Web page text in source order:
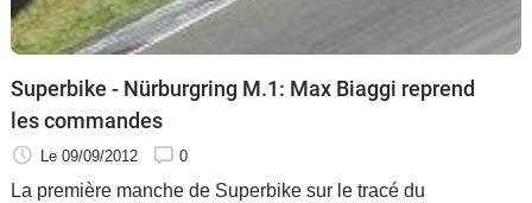
Superbike - Nürburgring M.1: Max Biaggi reprend
les commandes
Le 09/09/2012 0
La première manche de Superbike sur le tracé du